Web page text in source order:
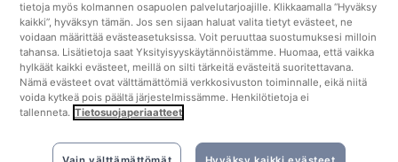
Turkki
Alankomaat
Singapore
tietoja myös kolmannen osapuolen palvelutarjoajille. Klikkaamalla “Hyväksy
kaikki”, hyväksyn tämän. Jos sen sijaan haluat valita tietyt evästeet, ne
voidaan määrittää evästeasetuksissa. Voit peruuttaa suostumuksesi milloin
tahansa. Lisätietoja saat Yksityisyyskäytännöistämme. Huomaa, että vaikka
hylkäät kaikki evästeet, meillä on silti tärkeitä evästeitä suoritettavana.
Nämä evästeet ovat välttämättömiä verkkosivuston toiminnalle, eikä niitä
voida kytkeä pois päältä järjestelmissämme. Henkilötietoja ei
tallenneta. Tietosuojaperiaatteet